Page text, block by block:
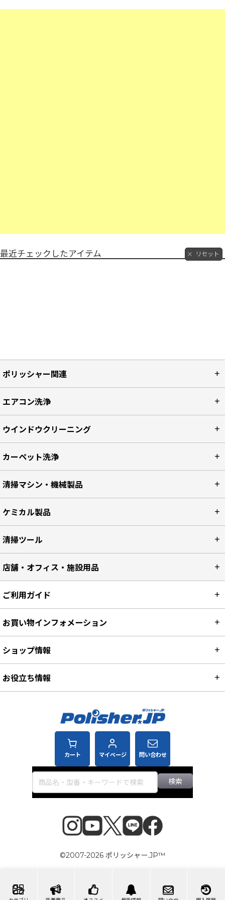
最近チェックしたアイテム リセット
ポリッシャー関連
エアコン洗浄
ウインドウクリーニング
カーペット洗浄
清掃マシン・機械製品
ケミカル製品
清掃ツール
店舗・オフィス・施設用品
カート マイページ 問い合わせ
検索
ご利用ガイド
お買い物インフォメーション
ショップ情報
お役立ち情報
©2007-2026 ポリッシャー.JP™